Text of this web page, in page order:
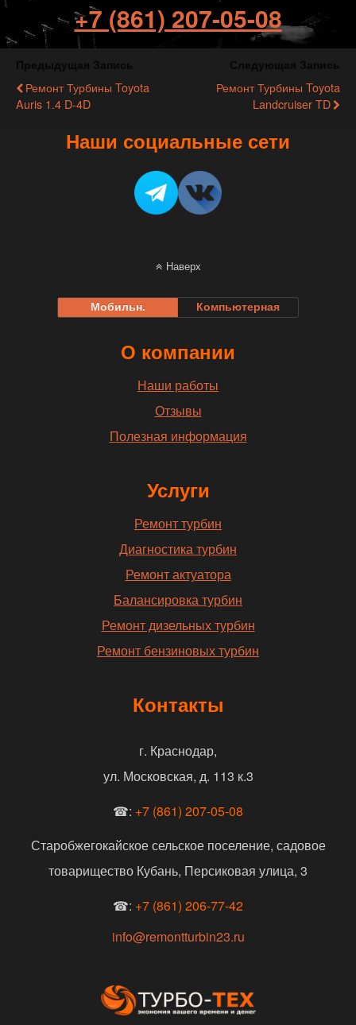
+7 (861) 207-05-08
Ремонт Турбины Toyota
Auris 1.4 D-4D
Ремонт Турбины Toyota
Landcruiser TD
Наши социальные сети
Наверх
Мобильн. Компьютерная
О компании
Наши работы
Отзывы
Полезная информация
Услуги
Ремонт турбин
Диагностика турбин
Ремонт актуатора
Балансировка турбин
Ремонт дизельных турбин
Ремонт бензиновых турбин
Контакты
г. Краснодар,
ул. Московская, д. 113 к.3
☎: +7 (861) 207-05-08
Старобжегокайское сельское поселение, садовое
товарищество Кубань, Персиковая улица, 3
☎: +7 (861) 206-77-42
info@remontturbin23.ru